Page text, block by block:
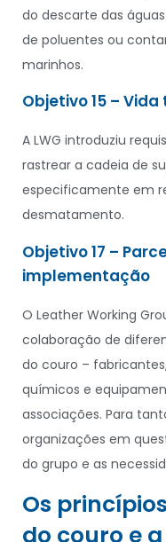
do descarte das
de poluentes ou
marinhos.
Objetivo 15 –
A LWG introduziu
rastrear a cadeia de
especificamente em
desmatamento.
Objetivo 17 –
implementação
O Leather Working
colaboração de
do couro –
químicos e
associações. Para
organizações em
do grupo e as
Os
do couro e